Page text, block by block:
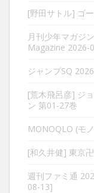
[野田サトル] ゴ
月刊少年マガジ
Magazine 2026-
ジャンプSQ
[荒木飛呂彦] ジ
ン 第01-27巻
MONOQLO (モ
[和久井健] 東京
週刊ファミ通
08-13]